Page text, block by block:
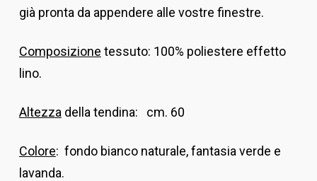
già pronta da appendere alle vostre finestre.
Composizione tessuto: 100% poliestere effetto
lino.
Altezza della tendina: cm. 60
Colore: fondo bianco naturale, fantasia verde e
lavanda.